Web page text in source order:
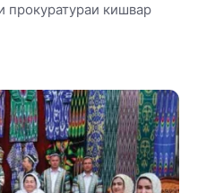
прокуратураи кишвар